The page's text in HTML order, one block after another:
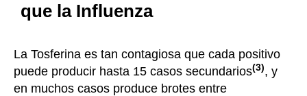
que la Influenza
La Tosferina es tan contagiosa que cada positivo
puede producir hasta 15 casos secundarios(3), y
en muchos casos produce brotes entre